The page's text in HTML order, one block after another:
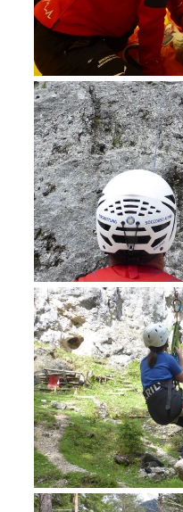
Devenir membre
Formation